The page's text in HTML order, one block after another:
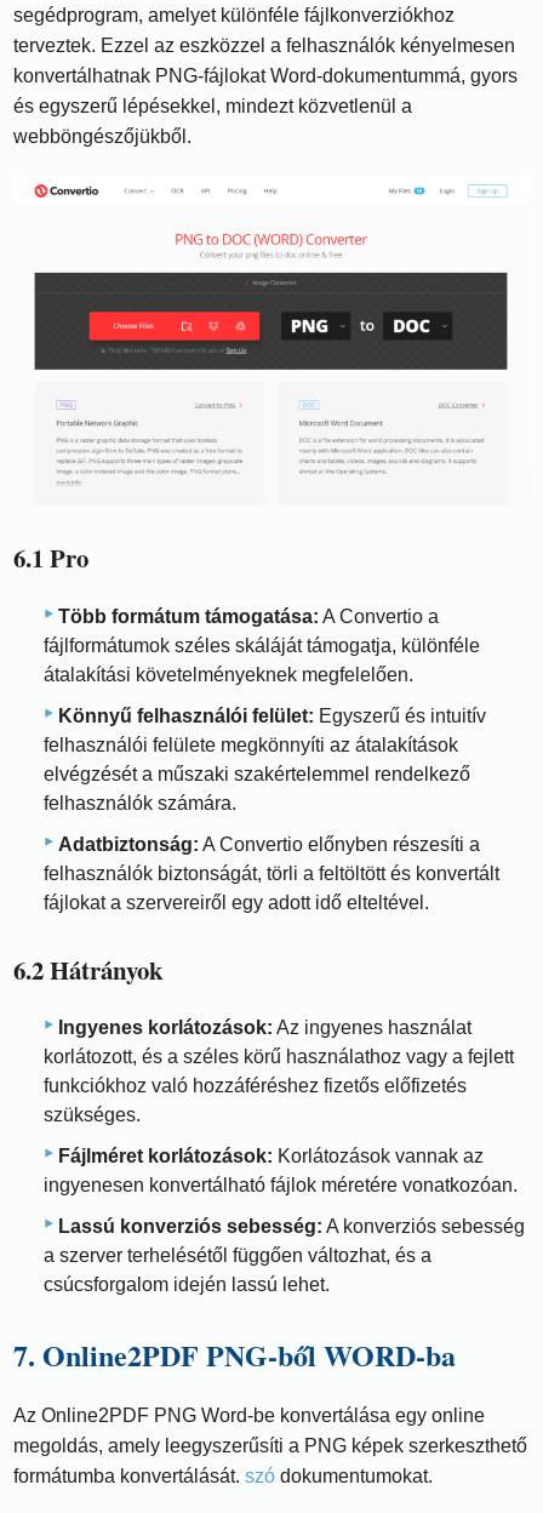
segédprogram, amelyet különféle fájlkonverziókhoz
terveztek. Ezzel az eszközzel a felhasználók kényelmesen
konvertálhatnak PNG-fájlokat Word-dokumentummá, gyors
és egyszerű lépésekkel, mindezt közvetlenül a
webböngészőjükből.
6.1 Pro
Több formátum támogatása: A Convertio a
fájlformátumok széles skáláját támogatja, különféle
átalakítási követelményeknek megfelelően.
Könnyű felhasználói felület: Egyszerű és intuitív
felhasználói felülete megkönnyíti az átalakítások
elvégzését a műszaki szakértelemmel rendelkező
felhasználók számára.
Adatbiztonság: A Convertio előnyben részesíti a
felhasználók biztonságát, törli a feltöltött és konvertált
fájlokat a szervereiről egy adott idő elteltével.
6.2 Hátrányok
Ingyenes korlátozások: Az ingyenes használat
korlátozott, és a széles körű használathoz vagy a fejlett
funkciókhoz való hozzáféréshez fizetős előfizetés
szükséges.
Fájlméret korlátozások: Korlátozások vannak az
ingyenesen konvertálható fájlok méretére vonatkozóan.
Lassú konverziós sebesség: A konverziós sebesség
a szerver terhelésétől függően változhat, és a
csúcsforgalom idején lassú lehet.
7. Online2PDF PNG-ből WORD-ba
Az Online2PDF PNG Word-be konvertálása egy online
megoldás, amely leegyszerűsíti a PNG képek szerkeszthető
formátumba konvertálását.szó dokumentumokat.